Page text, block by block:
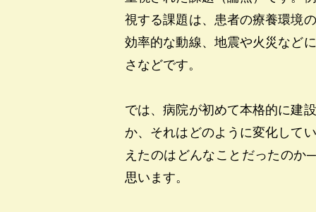
視する課題は、患者の療養環境
効率的な動線、地震や火災など
さなどです。
では、病院が初めて本格的に建
か、それはどのように変化して
えたのはどんなことだったの
思います。